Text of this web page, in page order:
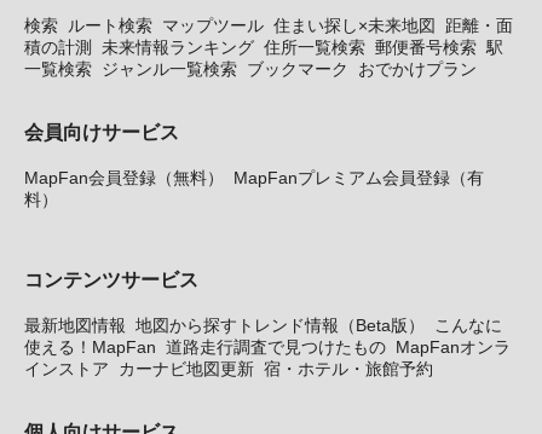
検索 ルート検索 マップツール 住まい探し×未来地図
距離・面
積の計測
未来情報ランキング 住所一覧検索 郵便番号検索 駅
一覧検索 ジャンル一覧検索 ブックマーク おでかけプラン
会員向けサービス
MapFan会員登録（無料）
MapFanプレミアム会員登録（有
料）
コンテンツサービス
最新地図情報 地図から探すトレンド情報（Beta版）
こんなに
使える！MapFan 道路走行調査で見つけたもの MapFanオンラ
インストア
カーナビ地図更新 宿・ホテル・旅館予約